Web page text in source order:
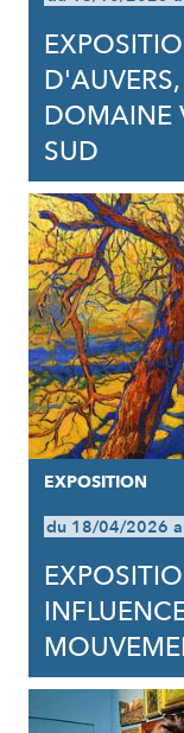
DOMAINE
SUD
EXPOSITION
du 18/04/2026